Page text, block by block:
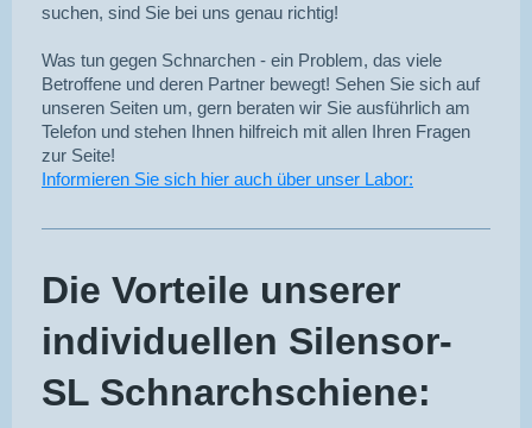
suchen, sind Sie bei uns genau richtig!
Was tun gegen Schnarchen - ein Problem, das viele
Betroffene und deren Partner bewegt! Sehen Sie sich auf
unseren Seiten um, gern beraten wir Sie ausführlich am
Telefon und stehen Ihnen hilfreich mit allen Ihren Fragen
zur Seite!
Informieren Sie sich hier auch über unser Labor:
Die Vorteile unserer
individuellen Silensor-
SL Schnarchschiene: